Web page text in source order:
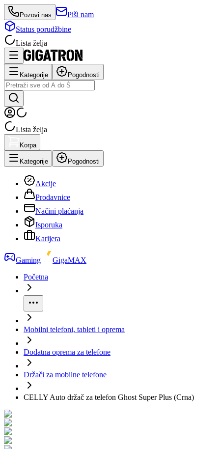
Pozovi nas
Piši nam
Status porudžbine
Lista želja
Kategorije Pogodnosti
Lista želja
Korpa
Kategorije Pogodnosti
Akcije
Prodavnice
Načini plaćanja
Isporuka
Karijera
Gaming
GigaMAX
Početna
Mobilni telefoni, tableti i oprema
Dodatna oprema za telefone
Držači za mobilne telefone
CELLY Auto držač za telefon Ghost Super Plus (Crna)